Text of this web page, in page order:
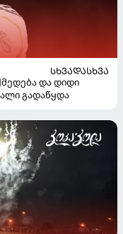
ᲡᲮᲕᲐᲓᲐᲡᲮᲕᲐ
და დიდი
გადაწყდა